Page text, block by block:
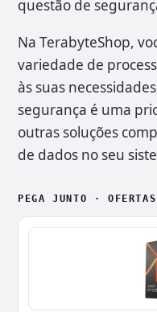
questão de
Na TerabyteShop,
variedade de
às suas
segurança é uma
outras soluções
de dados no seu
PEGA JUNTO ·